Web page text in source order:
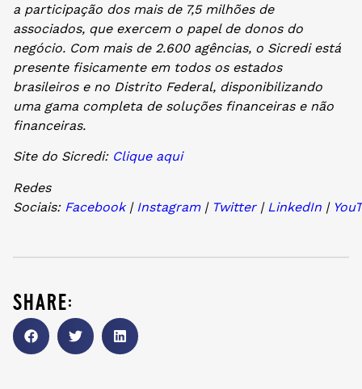
a participação dos mais de 7,5 milhões de
associados, que exercem o papel de donos do
negócio. Com mais de 2.600 agências, o Sicredi está
presente fisicamente em todos os estados
brasileiros e no Distrito Federal, disponibilizando
uma gama completa de soluções financeiras e não
financeiras.
Site do Sicredi:Clique aqui
Redes
Sociais:Facebook|Instagram|Twitter|LinkedIn |
share: